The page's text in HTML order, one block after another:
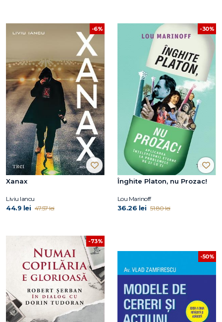
-6%
Xanax
Liviu Iancu
44.9 lei 47.57 lei
-30%
Înghite Platon, nu Prozac!
Lou Marinoff
36.26 lei 51.80 lei
-73%
-50%